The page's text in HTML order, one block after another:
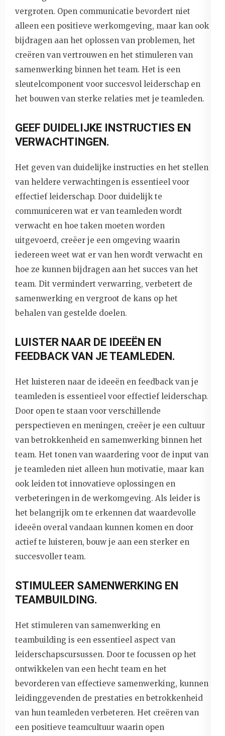
vergroten. Open communicatie bevordert niet
alleen een positieve werkomgeving, maar kan ook
bijdragen aan het oplossen van problemen, het
creëren van vertrouwen en het stimuleren van
samenwerking binnen het team. Het is een
sleutelcomponent voor succesvol leiderschap en
het bouwen van sterke relaties met je teamleden.
GEEF DUIDELIJKE INSTRUCTIES EN
VERWACHTINGEN.
Het geven van duidelijke instructies en het stellen
van heldere verwachtingen is essentieel voor
effectief leiderschap. Door duidelijk te
communiceren wat er van teamleden wordt
verwacht en hoe taken moeten worden
uitgevoerd, creëer je een omgeving waarin
iedereen weet wat er van hen wordt verwacht en
hoe ze kunnen bijdragen aan het succes van het
team. Dit vermindert verwarring, verbetert de
samenwerking en vergroot de kans op het
behalen van gestelde doelen.
LUISTER NAAR DE IDEEËN EN
FEEDBACK VAN JE TEAMLEDEN.
Het luisteren naar de ideeën en feedback van je
teamleden is essentieel voor effectief leiderschap.
Door open te staan voor verschillende
perspectieven en meningen, creëer je een cultuur
van betrokkenheid en samenwerking binnen het
team. Het tonen van waardering voor de input van
je teamleden niet alleen hun motivatie, maar kan
ook leiden tot innovatieve oplossingen en
verbeteringen in de werkomgeving. Als leider is
het belangrijk om te erkennen dat waardevolle
ideeën overal vandaan kunnen komen en door
actief te luisteren, bouw je aan een sterker en
succesvoller team.
STIMULEER SAMENWERKING EN
TEAMBUILDING.
Het stimuleren van samenwerking en
teambuilding is een essentieel aspect van
leiderschapscursussen. Door te focussen op het
ontwikkelen van een hecht team en het
bevorderen van effectieve samenwerking, kunnen
leidinggevenden de prestaties en betrokkenheid
van hun teamleden verbeteren. Het creëren van
een positieve teamcultuur waarin open